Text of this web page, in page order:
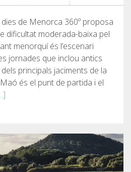
de Menorca 360º proposa
dificultat moderada-baixa pel
menorquí és l’escenari
jornades que inclou antics
principals jaciments de la
és el punt de partida i el